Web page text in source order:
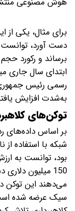
برای مثال، یکی از
ابتدای سال جاری
رسمی رئیس جمهوری
به‌شدت افزایش
توکن‌های
شبکه با استفاده
150 میلیون
می‌دهند این توکن
سیک عرضه شده